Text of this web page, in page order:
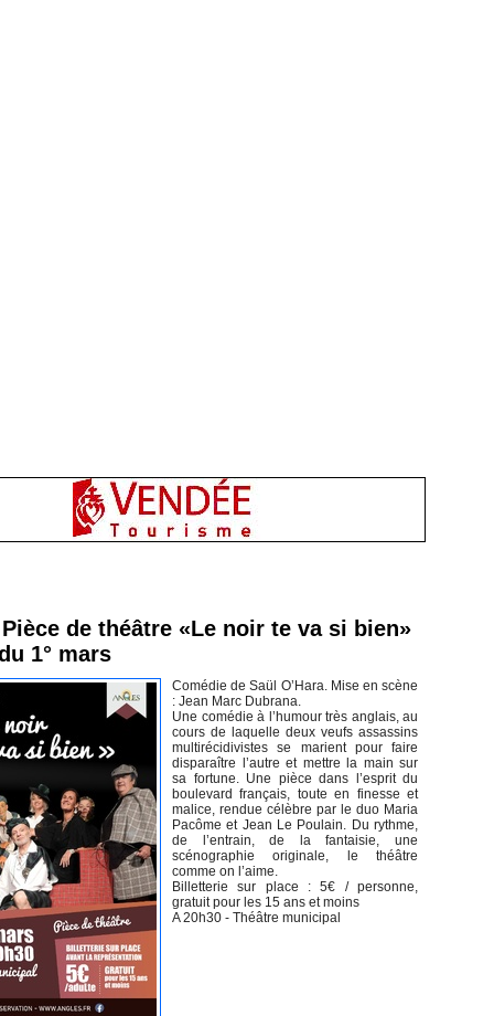
de théâtre «Le noir te va si bien»
1° mars
Comédie de Saül O’Hara. Mise en scène
: Jean Marc Dubrana.
Une comédie à l’humour très anglais, au
cours de laquelle deux veufs assassins
multirécidivistes se marient pour faire
disparaître l’autre et mettre la main sur
sa fortune. Une pièce dans l’esprit du
boulevard français, toute en finesse et
malice, rendue célèbre par le duo Maria
Pacôme et Jean Le Poulain. Du rythme,
de l’entrain, de la fantaisie, une
scénographie originale, le théâtre
comme on l’aime.
Billetterie sur place : 5€ / personne,
gratuit pour les 15 ans et moins
A 20h30 - Théâtre municipal